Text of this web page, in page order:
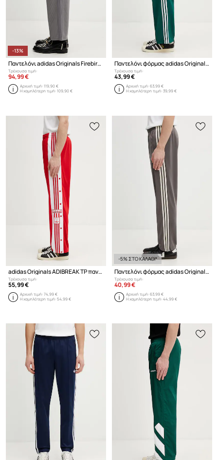
-13%
Παντελόνι adidas Originals Firebird Track Pants
Τρέχουσα τιμή:
94,99 €
Αρχική τιμή:119,90 €
Η χαμηλότερη τιμή:109,90 €
Παντελόνι φόρμας adidas Originals
Τρέχουσα τιμή:
43,99 €
Αρχική τιμή:63,99 €
Η χαμηλότερη τιμή:39,99 €
adidas Originals ADIBREAK TP παντελόνι επίσημο Ανδρικό
Τρέχουσα τιμή:
55,99 €
Αρχική τιμή:74,99 €
Η χαμηλότερη τιμή:54,99 €
-5% ΣΤΟ ΚΑΛΑΘΙ*
Παντελόνι φόρμας adidas Originals Firebird
Τρέχουσα τιμή:
40,99 €
Αρχική τιμή:63,99 €
Η χαμηλότερη τιμή:44,99 €